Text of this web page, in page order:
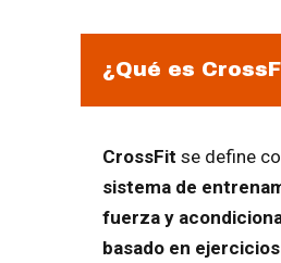
¿Qué es
CrossFit se define
sistema de
fuerza y
basado en